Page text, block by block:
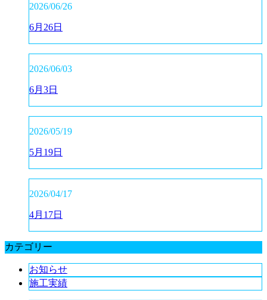
2026/06/26
6月26日
2026/06/03
6月3日
2026/05/19
5月19日
2026/04/17
4月17日
カテゴリー
お知らせ
施工実績